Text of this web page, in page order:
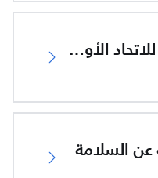
إعلان المطابقة للاتحاد الأوروبي
السلامة